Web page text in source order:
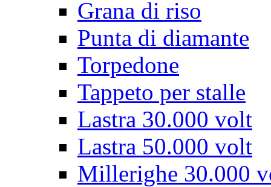
Grana di riso
Punta di diamante
Torpedone
Tappeto per stalle
Lastra 30.000 volt
Lastra 50.000 volt
Millerighe 30.000